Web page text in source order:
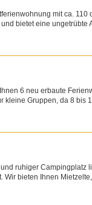
mit ca.
bietet eine ungetrübte
6 neu erbaute
kleine Gruppen, da 8 bis
ruhiger Campingplatz
Wir bieten Ihnen